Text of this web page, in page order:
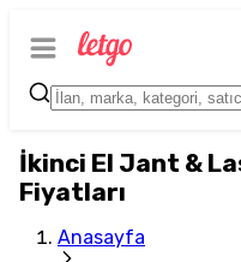
İkinci El Jant &
Fiyatları
Anasayfa